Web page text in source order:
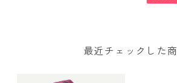
最近チェックした